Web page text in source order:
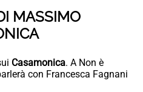
MASSIMO
Casamonica. A Non è
con Francesca Fagnani